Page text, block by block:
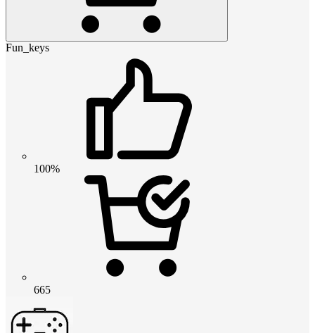
Fun_keys
100%
665